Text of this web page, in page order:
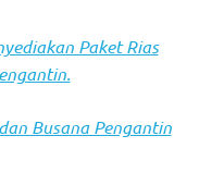
Paket Rias
Busana Pengantin